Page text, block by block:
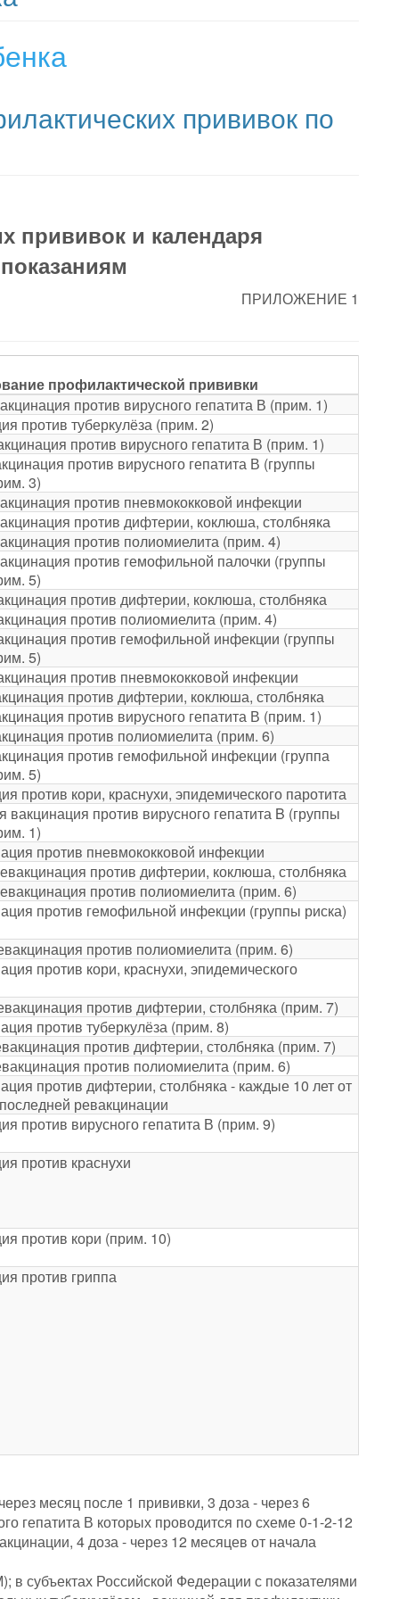
прививок по
прививок и календаря
ПРИЛОЖЕНИЕ 1
профилактической прививки
против вирусного гепатита В (прим. 1)
против туберкулёза (прим. 2)
против вирусного гепатита В (прим. 1)
против вирусного гепатита В (группы
3)
против пневмококковой инфекции
против дифтерии, коклюша, столбняка
против полиомиелита (прим. 4)
против гемофильной палочки (группы
5)
против дифтерии, коклюша, столбняка
против полиомиелита (прим. 4)
против гемофильной инфекции (группы
5)
против пневмококковой инфекции
против дифтерии, коклюша, столбняка
против вирусного гепатита В (прим. 1)
против полиомиелита (прим. 6)
против гемофильной инфекции (группа
5)
против кори, краснухи, эпидемического паротита
вакцинация против вирусного гепатита B (группы
1)
против пневмококковой инфекции
против дифтерии, коклюша, столбняка
против полиомиелита (прим. 6)
против гемофильной инфекции (группы риска)
против полиомиелита (прим. 6)
против кори, краснухи, эпидемического
против дифтерии, столбняка (прим. 7)
против туберкулёза (прим. 8)
против дифтерии, столбняка (прим. 7)
против полиомиелита (прим. 6)
против дифтерии, столбняка - каждые 10 лет от
ревакцинации
против вирусного гепатита В (прим. 9)
против краснухи
против кори (прим. 10)
против гриппа
месяц после 1 прививки, 3 доза - через 6
гепатита В которых проводится по схеме 0-1-2-12
4 доза - через 12 месяцев от начала
субъектах Российской Федерации с показателями